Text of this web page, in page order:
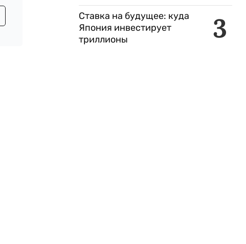
3
Ставка на будущее: куда
Япония инвестирует
триллионы